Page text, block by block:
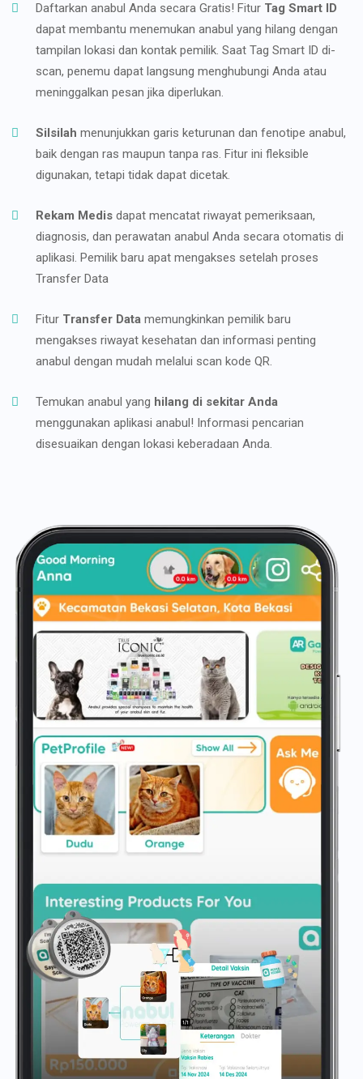
Daftarkan anabul Anda secara Gratis! Fitur Tag Smart ID
dapat membantu menemukan anabul yang hilang dengan
tampilan lokasi dan kontak pemilik. Saat Tag Smart ID di-
scan, penemu dapat langsung menghubungi Anda atau
meninggalkan pesan jika diperlukan.
Silsilah menunjukkan garis keturunan dan fenotipe anabul,
baik dengan ras maupun tanpa ras. Fitur ini fleksible
digunakan, tetapi tidak dapat dicetak.
Rekam Medis dapat mencatat riwayat pemeriksaan,
diagnosis, dan perawatan anabul Anda secara otomatis di
aplikasi. Pemilik baru apat mengakses setelah proses
Transfer Data
Fitur Transfer Data memungkinkan pemilik baru
mengakses riwayat kesehatan dan informasi penting
anabul dengan mudah melalui scan kode QR.
Temukan anabul yang hilang di sekitar Anda
menggunakan aplikasi anabul! Informasi pencarian
disesuaikan dengan lokasi keberadaan Anda.